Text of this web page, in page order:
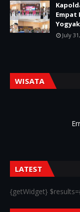
Empat
July
WISATA
LATEST
{getWidget}